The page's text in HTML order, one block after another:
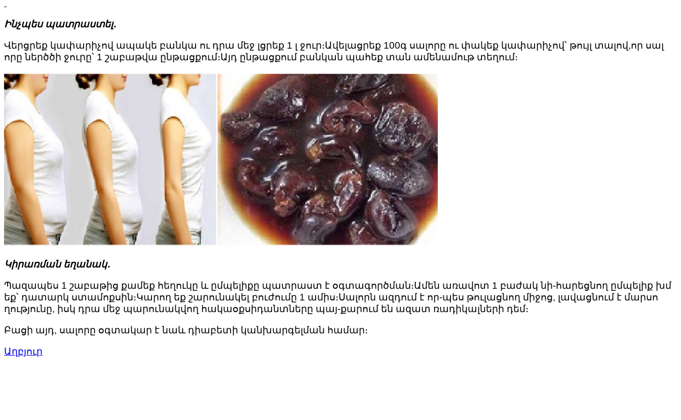
Ինչպես պատրաստել․
Վերցրեք կափարիչով ապակե բանկա ու դրա մեջ լցրեք 1 լ ջուր։Ավելացրեք 100գ սալորը ու փակեք կափարիչով՝ թույլ տալով,որ սալ
որը ներծծի ջուրը՝ 1 շաբաթվա ընթացքում։Այդ ընթացքում բանկան պահեք տան ամենամութ տեղում։
Կիրառման եղանակ․
Պազապես 1 շաբաթից քամեք հեղուկը և ըմպելիքը պատրաստ է օգտագործման։Ամեն առավոտ 1 բաժակ նի-հարեցնող ըմպելիք խմ
եք՝ դատարկ ստամոքսին։Կարող եք շարունակել բուժումը 1 ամիս։Սալորն ազդում է որ-պես թուլացնող միջոց, լավացնում է մարսո
ղությունը, իսկ դրա մեջ պարունակվող հակաօքսիդանտները պայ-քարում են ազատ ռադիկալների դեմ։
Բացի այդ, սալորը օգտակար է նաև դիաբետի կանխարգելման համար։
Աղբյուր